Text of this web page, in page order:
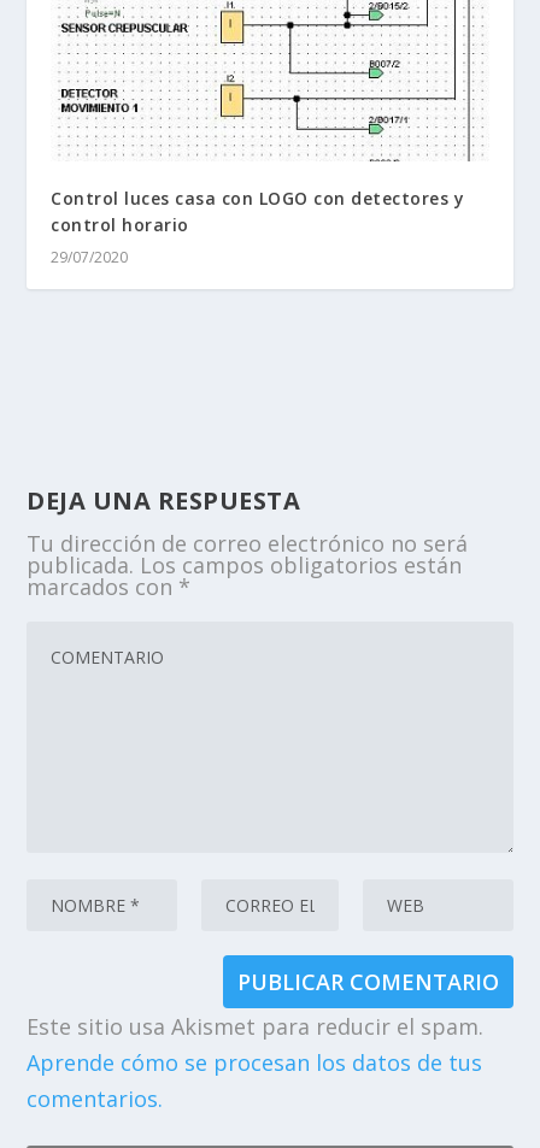
Control luces casa con LOGO con detectores y
control horario
29/07/2020
DEJA UNA RESPUESTA
Tu dirección de correo electrónico no será
publicada. Los campos obligatorios están
marcados con *
Este sitio usa Akismet para reducir el spam.
Aprende cómo se procesan los datos de tus
comentarios.